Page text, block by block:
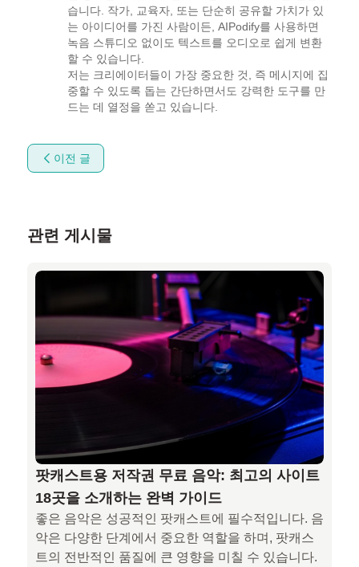
습니다. 작가, 교육자, 또는 단순히 공유할 가치가 있
는 아이디어를 가진 사람이든, AIPodify를 사용하면
녹음 스튜디오 없이도 텍스트를 오디오로 쉽게 변환
할 수 있습니다.
저는 크리에이터들이 가장 중요한 것, 즉 메시지에 집
중할 수 있도록 돕는 간단하면서도 강력한 도구를 만
드는 데 열정을 쏟고 있습니다.
이전 글
관련 게시물
팟캐스트용 저작권 무료 음악: 최고의 사이트
18곳을 소개하는 완벽 가이드
좋은 음악은 성공적인 팟캐스트에 필수적입니다. 음
악은 다양한 단계에서 중요한 역할을 하며, 팟캐스
트의 전반적인 품질에 큰 영향을 미칠 수 있습니다.